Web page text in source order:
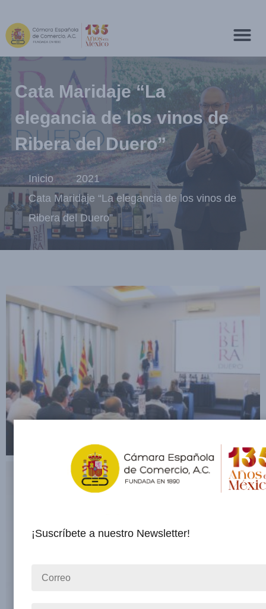
Cata Maridaje “La
elegancia de los vinos de
Ribera del Duero”
Inicio
2021
Cata Maridaje “La elegancia de los vinos de
Ribera del Duero”
¡Suscríbete a nuestro Newsletter!